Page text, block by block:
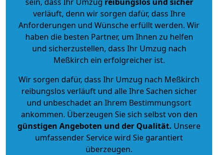
verläuft, denn wir sorgen dafür, dass Ihre
Anforderungen und Wünsche erfüllt werden. Wir
haben die besten Partner, um Ihnen zu helfen
und sicherzustellen, dass Ihr Umzug nach
Meßkirch ein erfolgreicher ist.
Wir sorgen dafür, dass Ihr Umzug nach Meßkirch
reibungslos verläuft und alle Ihre Sachen sicher
und unbeschadet an Ihrem Bestimmungsort
ankommen. Überzeugen Sie sich selbst von den
günstigen Angeboten und der Qualität. Unsere
umfassender Service wird Sie garantiert
überzeugen.